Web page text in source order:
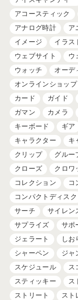
アコースティック
アナログ時計
ア
イメージ
イラス
ウェブサイト
ウ
ウォッチ
オーデ
オンラインショップ
カード
ガイド
ガマン
カメラ
キーボード
ギア
キャラクター
キ
クリップ
グルー
クローズ
クロワ
コレクション
コ
コンパクトディスク
サーチ
サイレン
サプライズ
サポ
ジェラート
しお
シャーペン
ジャ
スケジュール
ス
スティッキー
ス
ストリート
スト